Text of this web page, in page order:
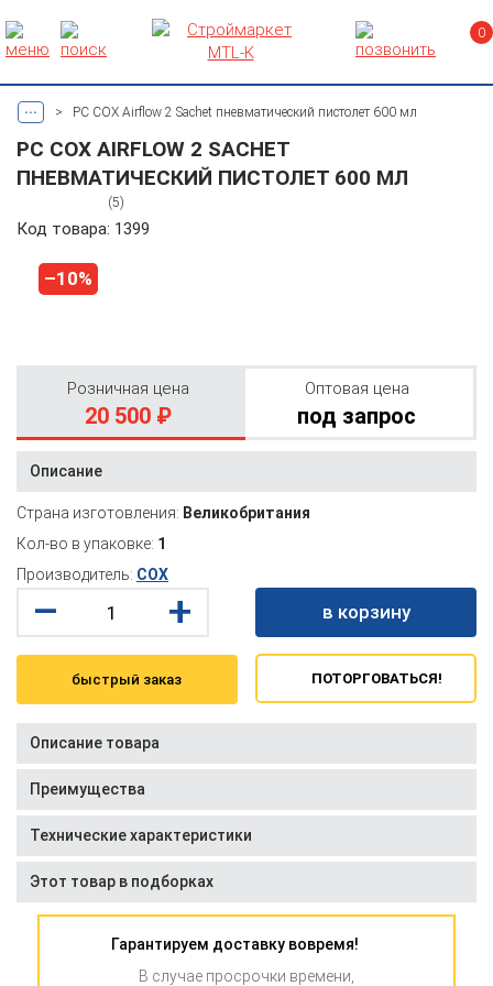
0
... > PC COX Airflow 2 Sachet пневматический пистолет 600 мл
PC COX AIRFLOW 2 SACHET
ПНЕВМАТИЧЕСКИЙ ПИСТОЛЕТ 600 МЛ
(5)
Код товара: 1399
–10%
Розничная цена
20 500 ₽
Оптовая цена
под запрос
Описание
Страна изготовления: Великобритания
Кол-во в упаковке: 1
Производитель: COX
– + в корзину
быстрый заказ ПОТОРГОВАТЬСЯ!
Описание товара
Преимущества
Технические характеристики
Этот товар в подборках
Гарантируем доставку вовремя!
В случае просрочки времени,